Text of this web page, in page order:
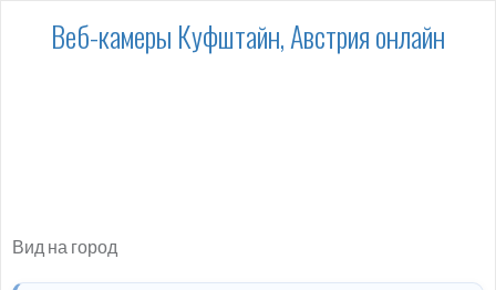
Веб-камеры Куфштайн, Австрия онлайн
Вид на город